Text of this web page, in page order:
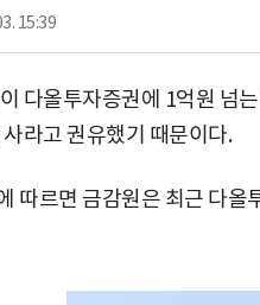
15:39
다올투자증권에 1억원 넘
라고 권유했기 때문이다.
따르면 금감원은 최근 다